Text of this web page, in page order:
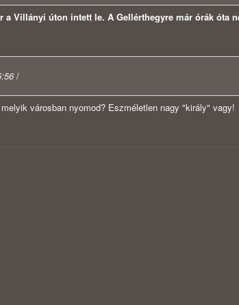
a Villányi úton intett le. A Gellérthegyre már órák óta
/
városban nyomod? Eszméletlen nagy "király" vagy!